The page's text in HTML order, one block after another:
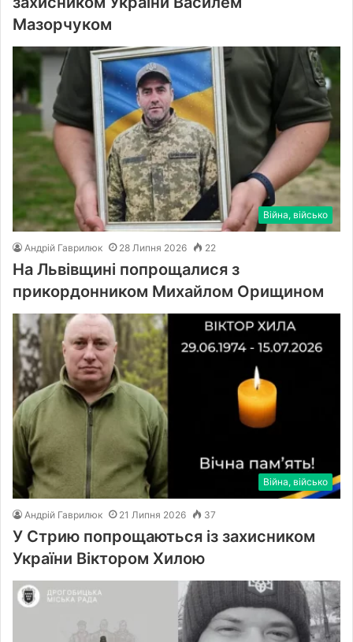
Мазорчуком
Війна, військо
Андрій Гаврилюк 28 Липня 2026 22
На Львівщині попрощалися з
прикордонником Михайлом Орищином
Війна, військо
Андрій Гаврилюк 21 Липня 2026 37
У Стрию попрощаються із захисником
України Віктором Хилою